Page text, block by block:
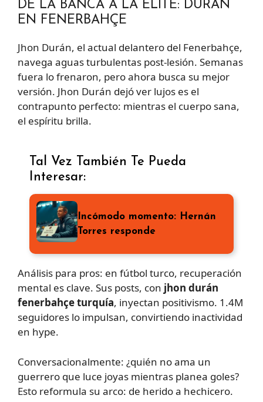
DE LA BANCA A LA ÉLITE: DURÁN
EN FENERBAHÇE
Jhon Durán, el actual delantero del Fenerbahçe,
navega aguas turbulentas post-lesión. Semanas
fuera lo frenaron, pero ahora busca su mejor
versión. Jhon Durán dejó ver lujos es el
contrapunto perfecto: mientras el cuerpo sana,
el espíritu brilla.
Tal Vez También Te Pueda
Interesar:
Incómodo momento: Hernán
Torres responde
Análisis para pros: en fútbol turco, recuperación
mental es clave. Sus posts, con jhon durán
fenerbahçe turquía, inyectan positivismo. 1.4M
seguidores lo impulsan, convirtiendo inactividad
en hype.
Conversacionalmente: ¿quién no ama un
guerrero que luce joyas mientras planea goles?
Esto reformula su arco: de herido a hechicero.